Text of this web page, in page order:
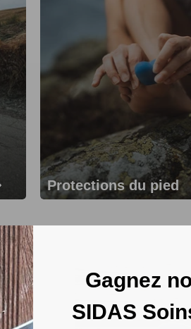
Protections du pied
Gagnez
SIDAS